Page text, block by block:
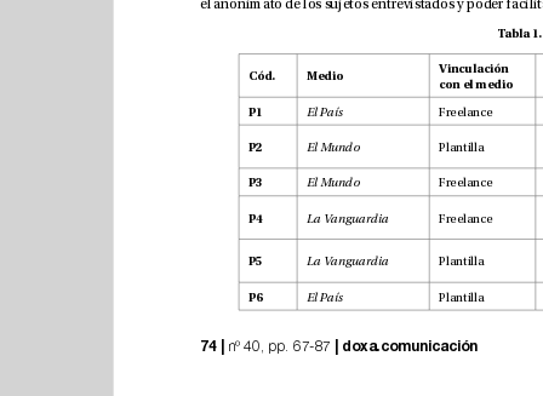
doxa.comunicación
Cód.Medio
con el medio
P1 El País Freelance
P2 El Mundo Plantilla
P3 El Mundo Freelance
P4 La Vanguardia Freelance
P5 La Vanguardia Plantilla
P6 El País Plantilla